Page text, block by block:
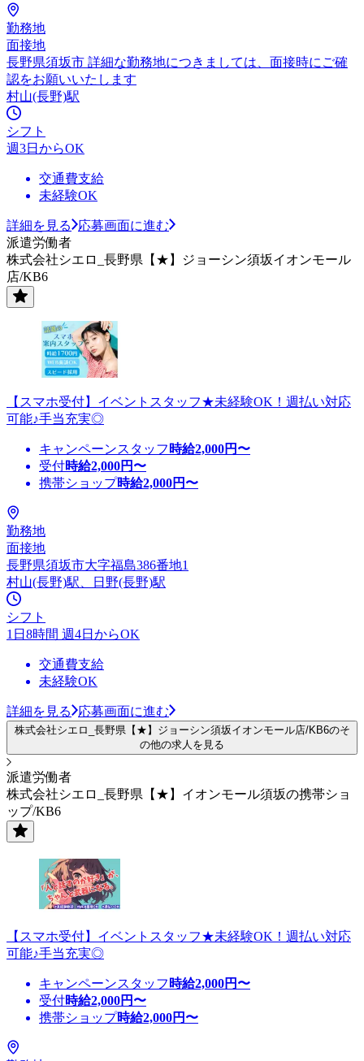
勤務地
面接地
長野県須坂市 詳細な勤務地につきましては、面接時にご確
認をお願いいたします
村山(長野)駅
シフト
週3日からOK
交通費支給
未経験OK
詳細を見る
応募画面に進む
派遣労働者
株式会社シエロ_長野県【★】ジョーシン須坂イオンモール
店/KB6
【スマホ受付】イベントスタッフ★未経験OK！週払い対応
可能♪手当充実◎
キャンペーンスタッフ 時給2,000円〜
受付時給2,000円〜
携帯ショップ時給2,000円〜
勤務地
面接地
長野県須坂市大字福島386番地1
村山(長野)駅、日野(長野)駅
シフト
1日8時間 週4日からOK
交通費支給
未経験OK
詳細を見る 応募画面に進む
株式会社シエロ_長野県【★】ジョーシン須坂イオンモール店/KB6のそ
の他の求人を見る
派遣労働者
株式会社シエロ_長野県【★】イオンモール須坂の携帯ショ
ップ/KB6
【スマホ受付】イベントスタッフ★未経験OK！週払い対応
可能♪手当充実◎
キャンペーンスタッフ 時給2,000円〜
受付時給2,000円〜
携帯ショップ時給2,000円〜